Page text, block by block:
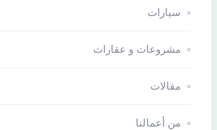
سيارات
مشروعات و عقارات
مقالات
من أعمالنا